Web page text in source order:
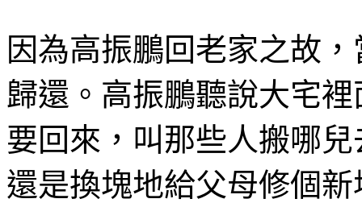
因為高振鵬回老家之故
歸還。高振鵬聽說大宅
要回來，叫那些人搬哪
還是換塊地給父母修個